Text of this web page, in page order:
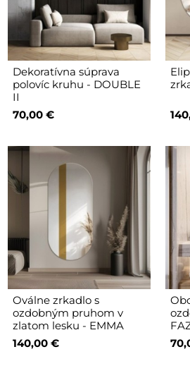
Dekoratívna súprava
polovíc kruhu - DOUBLE
II
70,00 €
Oválne zrkadlo s
ozdobným pruhom v
zlatom lesku - EMMA
140,00 €